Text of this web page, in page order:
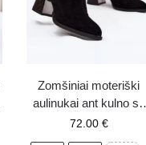
Zomšiniai moteriški
aulinukai ant kulno su
reljefu, pašiltinti
72.00 €